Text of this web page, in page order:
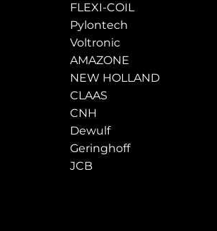
FLEXI-COIL
Pylontech
Voltronic
AMAZONE
NEW HOLLAND
CLAAS
CNH
Dewulf
Geringhoff
JCB